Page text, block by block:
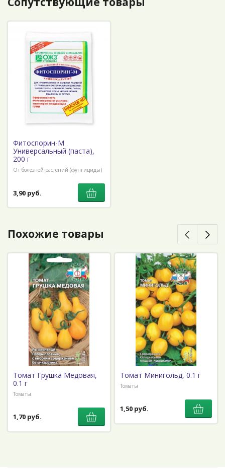
Фитоспорин-М
Универсальный (паста),
200 г
От болезней растений (фунгициды)
3,90 руб.
Похожие товары
Томат Грушка Медовая,
0.1 г
Томаты
1,70 руб.
Томат Минигольд, 0.1 г
Томаты
1,50 руб.